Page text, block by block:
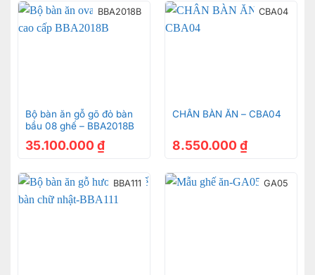
BBA2018B
Bộ bàn ăn gỗ gõ đỏ bàn
bầu 08 ghế – BBA2018B
35.100.000 ₫
CBA04
CHÂN BÀN ĂN – CBA04
8.550.000 ₫
BBA111 GA05